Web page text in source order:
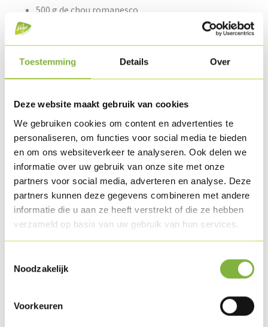
Toestemming Details Over
Deze website maakt gebruik van cookies
We gebruiken cookies om content en advertenties te
personaliseren, om functies voor social media te bieden
en om ons websiteverkeer te analyseren. Ook delen we
informatie over uw gebruik van onze site met onze
partners voor social media, adverteren en analyse. Deze
partners kunnen deze gegevens combineren met andere
informatie die u aan ze heeft verstrekt of die ze hebben
verzameld op basis van uw gebruik van hun services.
Noodzakelijk
Voorkeuren
500 g de chou romanesco
150 g de raisins secs
Découpez les Noisettes de poulet en morceaux.
Pelez la pomme, nettoyez l'oignon et l'ail et taillez-les en
brunoise. Faites revenir la pomme, l'oignon et l'ail dans un
peu de beurre et ajoutez le curry.
Singez à la farine et mouillez avec le bouillon de volaille.
Portez à ébullition et laissez suer 20 min. à petit feu. Mixez
la sauce et ajoutez-y les Noisettes de poulet.
pendant ± 20 min. (croquant).
peu, achevez avec la crème de coco. Assaisonnez.